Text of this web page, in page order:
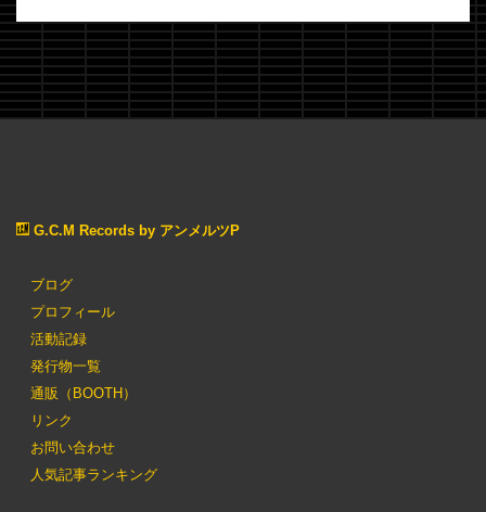
G.C.M Records by アンメルツP
ブログ
プロフィール
活動記録
発行物一覧
通販（BOOTH）
リンク
お問い合わせ
人気記事ランキング